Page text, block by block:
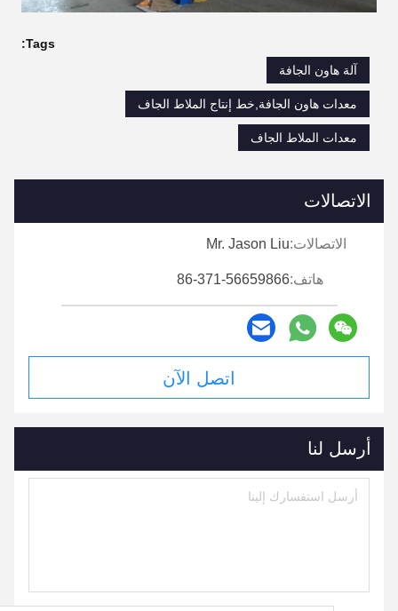
Tags:
آلة هاون الجافة
معدات هاون الجافة,خط إنتاج الملاط الجاف
معدات الملاط الجاف
الاتصالات
الاتصالات:Mr. Jason Liu
هاتف:86-371-56659866
اتصل الآن
أرسل لنا